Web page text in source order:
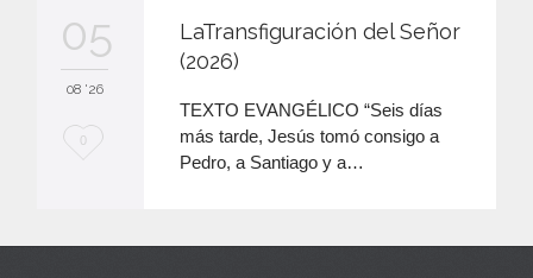
05
08 '26
M
0
LaTransfiguración del Señor
(2026)
TEXTO EVANGÉLICO “Seis días
más tarde, Jesús tomó consigo a
Pedro, a Santiago y a…